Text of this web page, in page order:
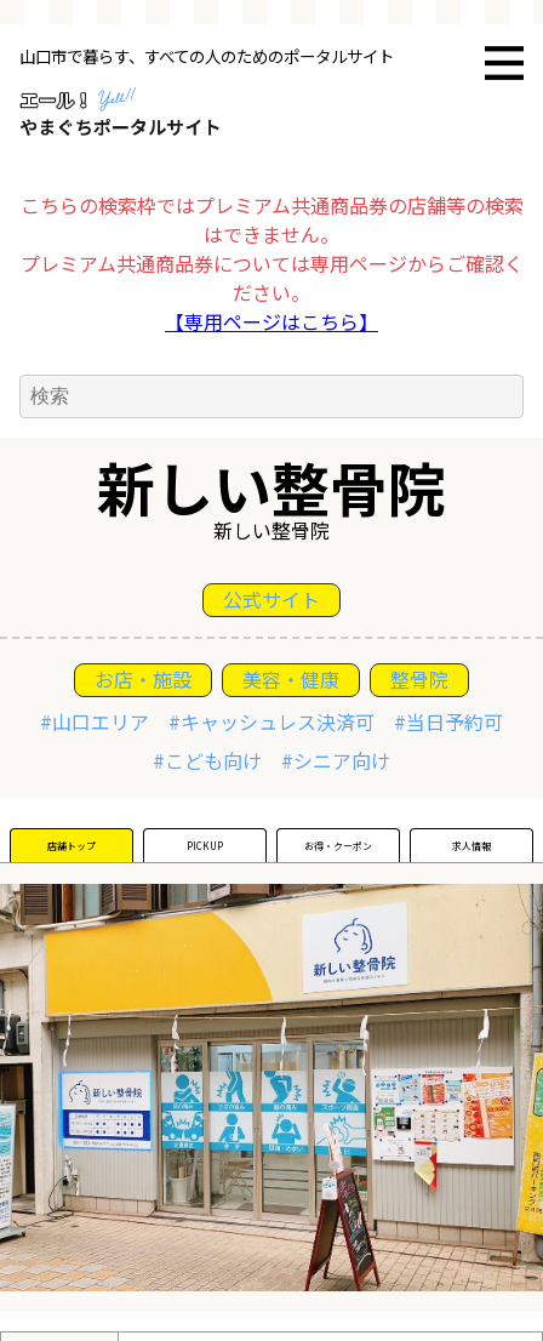
山口市で暮らす、すべての人のためのポータルサイト
こちらの検索枠ではプレミアム共通商品券の店舗等の検索
はできません。
プレミアム共通商品券については専用ページからご確認く
ださい。
【専用ページはこちら】
トップページ
その他
新規登録の事業者の皆様
すでにご登録済み事業者の皆様
イベント情報の掲載はこちら
新しい整骨院
新しい整骨院
公式サイト
お店・施設 美容・健康
整骨院
#山口エリア
#キャッシュレス決済可
#当日予約可
#こども向け
#シニア向け
店舗トップ PICKUP お得・クーポン 求人情報